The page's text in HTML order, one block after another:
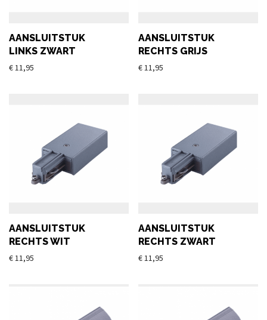
AANSLUITSTUK
LINKS ZWART
€11,95
AANSLUITSTUK
RECHTS GRIJS
€11,95
AANSLUITSTUK
RECHTS WIT
€11,95
AANSLUITSTUK
RECHTS ZWART
€11,95